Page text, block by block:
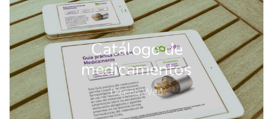
Catálogo de
medicamentos
Diseño Web